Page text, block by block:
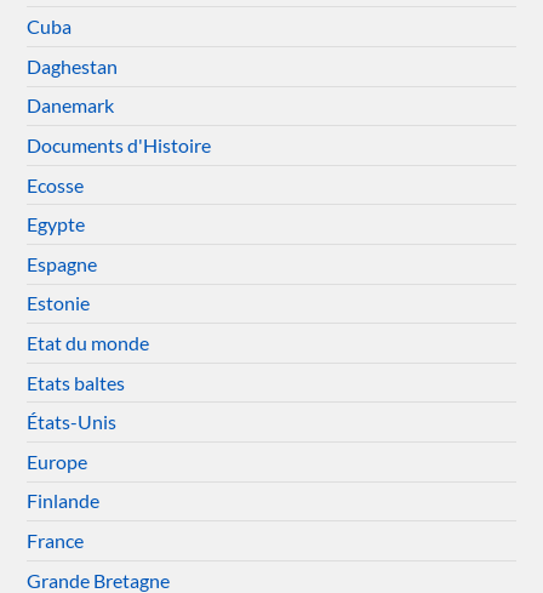
Cuba
Daghestan
Danemark
Documents d'Histoire
Ecosse
Egypte
Espagne
Estonie
Etat du monde
Etats baltes
États-Unis
Europe
Finlande
France
Grande Bretagne